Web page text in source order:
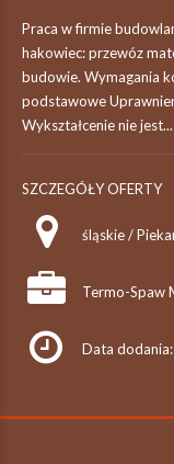
Praca w firmie
hakowiec: przewóz
budowie. Wymagania
podstawowe
Wykształcenie nie jest...
SZCZEGÓŁY OFERTY
śląskie /
Termo-Spaw
Data